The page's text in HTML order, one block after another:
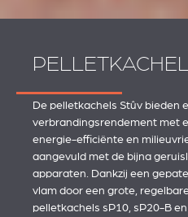
De pelletkachels Stûv bieden
verbrandingsrendement met
energie-efficiënte en
aangevuld met de bijna
apparaten. Dankzij een
vlam door een grote,
pelletkachels sP10, sP20-B